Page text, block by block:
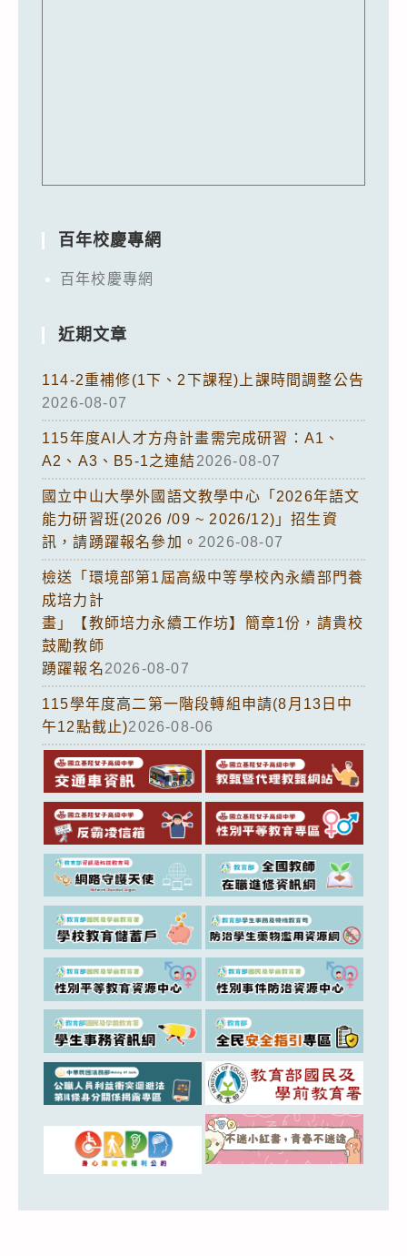
百年校慶專網
百年校慶專網
近期文章
114-2重補修(1下、2下課程)上課時間調整公告
2026-08-07
115年度AI人才方舟計畫需完成研習：A1、
A2、A3、B5-1之連結2026-08-07
國立中山大學外國語文教學中心「2026年語文
能力研習班(2026 /09 ~ 2026/12)」招生資
訊，請踴躍報名參加。 2026-08-07
檢送「環境部第1屆高級中等學校內永續部門養
成培力計
畫」【教師培力永續工作坊】簡章1份，請貴校
鼓勵教師
踴躍報名2026-08-07
115學年度高二第一階段轉組申請(8月13日中
午12點截止)2026-08-06